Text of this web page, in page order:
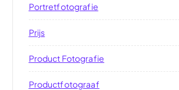
Portretfotografie
Prijs
Product Fotografie
Productfotograaf